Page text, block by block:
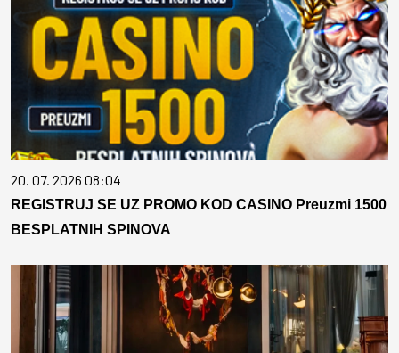
20. 07. 2026 08:04
REGISTRUJ SE UZ PROMO KOD CASINO Preuzmi 1500
BESPLATNIH SPINOVA